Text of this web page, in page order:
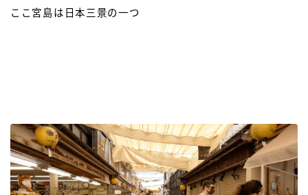
ここ宮島は日本三景の一つ